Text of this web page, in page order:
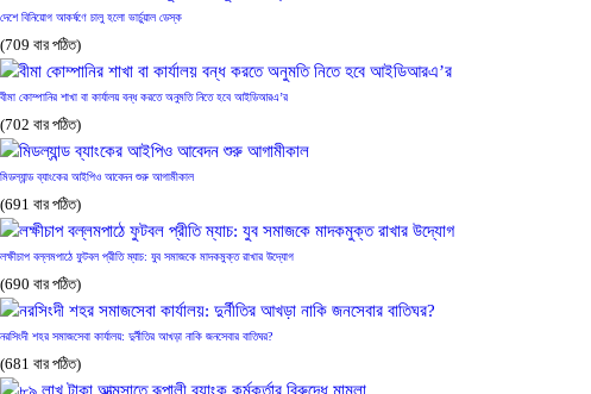
দেশে বিনিয়োগ আকর্ষণে চালু হলো ভার্চুয়াল ডেস্ক
(709 বার পঠিত)
বীমা কোম্পানির শাখা বা কার্যালয় বন্ধ করতে অনুমতি নিতে হবে আইডিআরএ’র
(702 বার পঠিত)
মিডল্যান্ড ব্যাংকের আইপিও আবেদন শুরু আগামীকাল
(691 বার পঠিত)
লক্ষীচাপ বল্লমপাঠে ফুটবল প্রীতি ম্যাচ: যুব সমাজকে মাদকমুক্ত রাখার উদ্যোগ
(690 বার পঠিত)
নরসিংদী শহর সমাজসেবা কার্যালয়: দুর্নীতির আখড়া নাকি জনসেবার বাতিঘর?
(681 বার পঠিত)